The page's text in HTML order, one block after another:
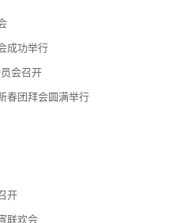
成功举行
会召开
春团拜会圆满举行
开
联欢会